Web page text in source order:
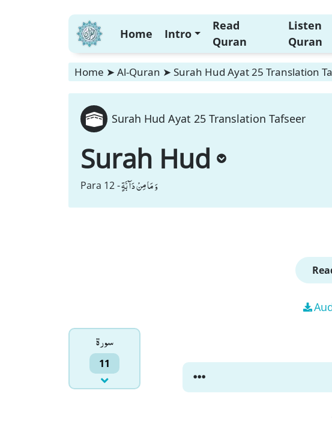
Home Intro
Read
Quran
Listen
Quran
Home ➤ Al-Quran ➤ Surah Hud Ayat 25 Translation
Surah Hud Ayat 25 Translation Tafseer
Surah Hud
Para 12 -وَ مَا مِنْ دَآبَّةٍ
سورۃ
11